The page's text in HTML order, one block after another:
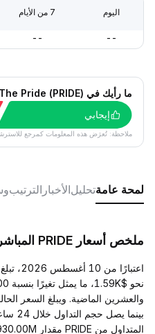
اليوم 7 من الأيام
--
--
ما رأيك في The Pride (PRIDE) اليوم؟
إيجابي
ملاحظة: تُعرَض هذه المعلومات كمرجع
لمحة عامةتحليلالأخبار الترتيب
ملخص أسعار PRIDE المباشر